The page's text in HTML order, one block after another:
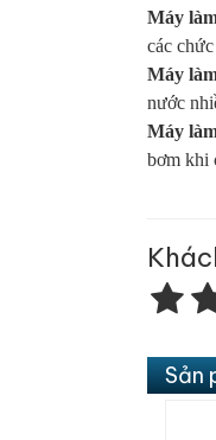
Máy
các
Máy
nước
Máy
bơm khi
Sản